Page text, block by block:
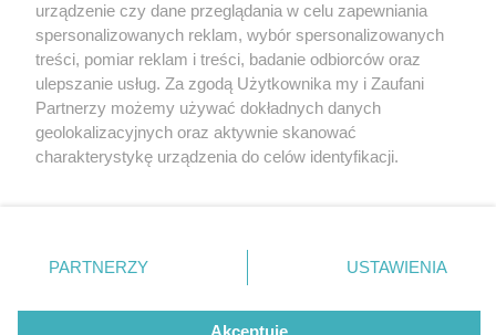
1 / 0
Nie zapomnij
zapoznać się z:
polityką prywatności regulamin korzystania z portali
Twojemiasto
Piekary Śląskie
Chorzów
Tarnowskie Góry
Gliwice
Skontakuj sięz nami
Kontakt
Wydawca
Redakcja
urządzenie czy dane przeglądania w celu zapewniania
spersonalizowanych reklam, wybór spersonalizowanych
treści, pomiar reklam i treści, badanie odbiorców oraz
ulepszanie usług. Za zgodą Użytkownika my i Zaufani
Partnerzy możemy używać dokładnych danych
geolokalizacyjnych oraz aktywnie skanować
charakterystykę urządzenia do celów identyfikacji.
zmienić/wycofać klikając przycisk ustawień prywatności
znajdujący się w lewym dolnym rogu strony
rodzaje przetwarzania danych nie wymagają zgody
użytkownika, ale masz prawo sprzeciwić się takiemu
PARTNERZY USTAWIENIA
Akceptuję